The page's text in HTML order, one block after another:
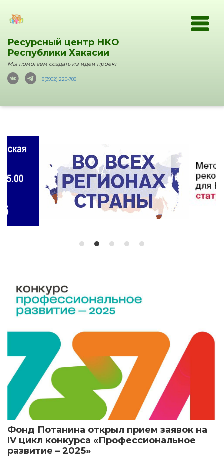
Ресурсный центр НКО
Республики Хакасии
Мы помогаем создать из идеи проект
8(3902) 220-788
Фонд Потанина открыл прием заявок на
IV цикл конкурса «Профессиональное
развитие – 2025»